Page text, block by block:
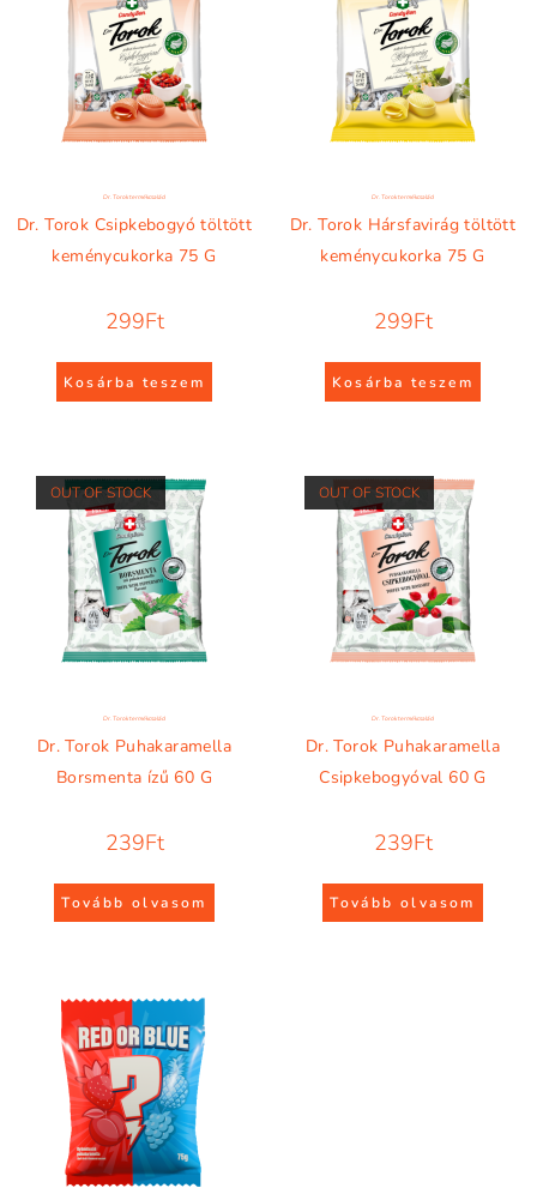
Dr. Torok termékcsalád
Dr. Torok Csipkebogyó töltött
keménycukorka 75 G
299Ft
Kosárba teszem
Dr. Torok termékcsalád
Dr. Torok Hársfavirág töltött
keménycukorka 75 G
299Ft
Kosárba teszem
OUT OF STOCK
Dr. Torok termékcsalád
Dr. Torok Puhakaramella
Borsmenta ízű 60 G
239Ft
Tovább olvasom
OUT OF STOCK
Dr. Torok termékcsalád
Dr. Torok Puhakaramella
Csipkebogyóval 60 G
239Ft
Tovább olvasom